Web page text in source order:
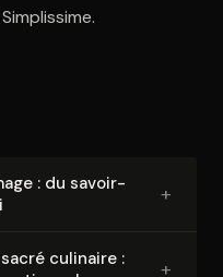
: du savoir-
+
culinaire :
+